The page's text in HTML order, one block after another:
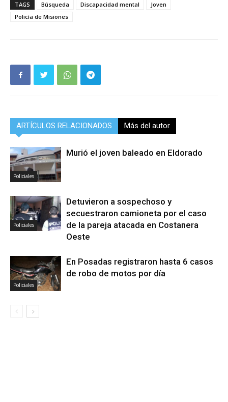
TAGS Búsqueda Discapacidad mental
Joven
Policía de Misiones
ARTÍCULOS RELACIONADOS Más del autor
Policiales
Murió el joven baleado en Eldorado
Policiales
Detuvieron a sospechoso y
secuestraron camioneta por el caso
de la pareja atacada en Costanera
Oeste
Policiales
En Posadas registraron hasta 6 casos
de robo de motos por día